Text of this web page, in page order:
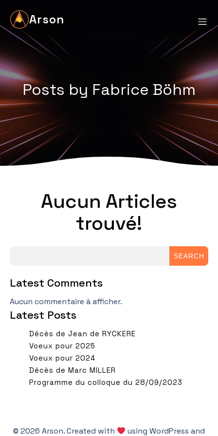
Arson
Posts by Fabrice Böhm
Aucun Articles
trouvé!
SEARCH
Latest Comments
Aucun commentaire à afficher.
Latest Posts
Décès de Jean de RYCKERE
Voeux pour 2025
Voeux pour 2024
Décès de Marc MILLER
Programme du colloque du 28/09/2023
© 2026 Arson. Created with using WordPress and